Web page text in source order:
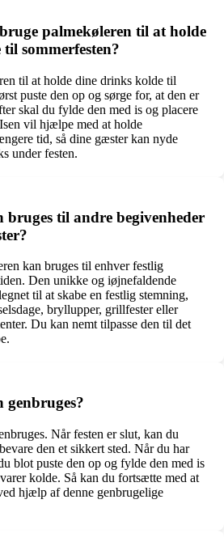
palmekøleren til at holde
sommerfesten?
til at holde dine drinks kolde til
puste den op og sørge for, at den er
skal du fylde den med is og placere
vil hjælpe med at holde
tid, så dine gæster kan nyde
under festen.
bruges til andre begivenheder
kan bruges til enhver festlig
Den unikke og iøjnefaldende
til at skabe en festlig stemning,
bryllupper, grillfester eller
Du kan nemt tilpasse den til det
genbruges?
Når festen er slut, kan du
den et sikkert sted. Når du har
blot puste den op og fylde den med is
kolde. Så kan du fortsætte med at
hjælp af denne genbrugelige